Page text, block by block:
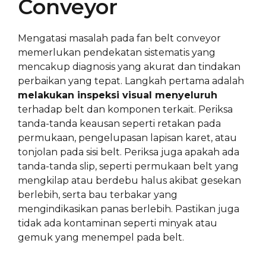
Conveyor
Mengatasi masalah pada fan belt conveyor
memerlukan pendekatan sistematis yang
mencakup diagnosis yang akurat dan tindakan
perbaikan yang tepat. Langkah pertama adalah
melakukan inspeksi visual menyeluruh
terhadap belt dan komponen terkait. Periksa
tanda-tanda keausan seperti retakan pada
permukaan, pengelupasan lapisan karet, atau
tonjolan pada sisi belt. Periksa juga apakah ada
tanda-tanda slip, seperti permukaan belt yang
mengkilap atau berdebu halus akibat gesekan
berlebih, serta bau terbakar yang
mengindikasikan panas berlebih. Pastikan juga
tidak ada kontaminan seperti minyak atau
gemuk yang menempel pada belt.